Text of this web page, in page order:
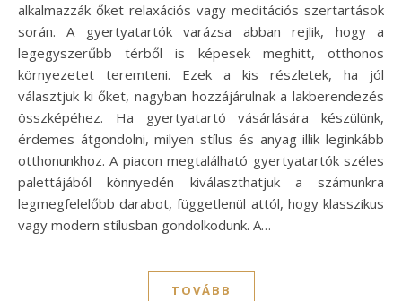
alkalmazzák őket relaxációs vagy meditációs szertartások
során. A gyertyatartók varázsa abban rejlik, hogy a
legegyszerűbb térből is képesek meghitt, otthonos
környezetet teremteni. Ezek a kis részletek, ha jól
választjuk ki őket, nagyban hozzájárulnak a lakberendezés
összképéhez. Ha gyertyatartó vásárlására készülünk,
érdemes átgondolni, milyen stílus és anyag illik leginkább
otthonunkhoz. A piacon megtalálható gyertyatartók széles
palettájából könnyedén kiválaszthatjuk a számunkra
legmegfelelőbb darabot, függetlenül attól, hogy klasszikus
vagy modern stílusban gondolkodunk. A…
TOVÁBB